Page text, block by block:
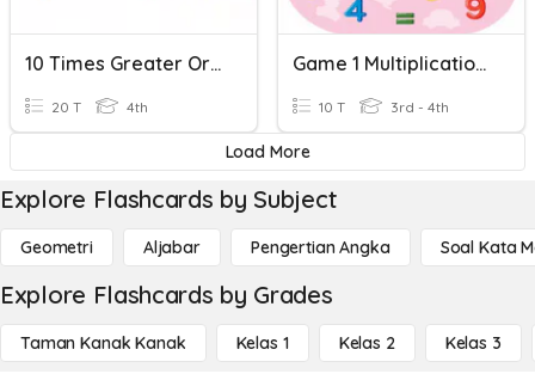
10 Times Greater Or 1/10 Of The Value
20 T 4th
Game 1 Multiplication (0-10)
10 T 3rd - 4th
Load More
Explore Flashcards by Subject
Geometri Aljabar Pengertian Angka Soal Kata
Explore Flashcards by Grades
Taman Kanak Kanak Kelas 1 Kelas 2 Kelas 3